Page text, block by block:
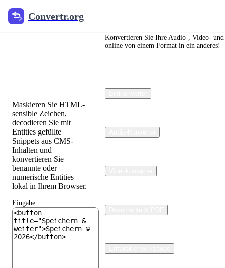
Convertr.org
HTML-
Maskieren Sie HTML-
sensible Zeichen,
decodieren Sie mit
Entities gefüllte
Snippets aus CMS-
Inhalten und
konvertieren Sie
benannte oder
numerische Entities
lokal in Ihrem Browser.
Eingabe
Konvertieren Sie Ihre Audio-, Video- und
online von einem Format in ein anderes!